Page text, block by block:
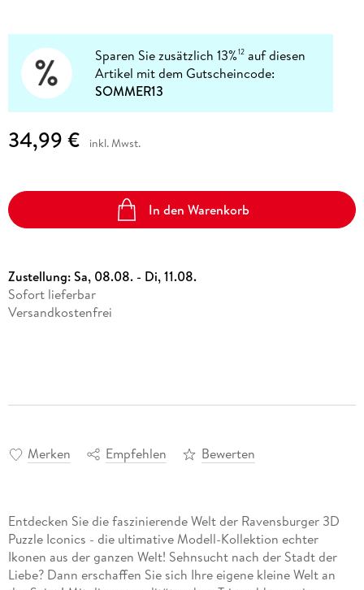
Sparen Sie zusätzlich 13%12 auf diesen
Artikel mit dem Gutscheincode:
SOMMER13
34,99 € inkl. Mwst.
In den Warenkorb
Zustellung:Sa, 08.08. - Di, 11.08.
Sofort lieferbar
Versandkostenfrei
Merken Empfehlen Bewerten
Entdecken Sie die faszinierende Welt der Ravensburger 3D
Puzzle Iconics - die ultimative Modell-Kollektion echter
Ikonen aus der ganzen Welt! Sehnsucht nach der Stadt der
Liebe? Dann erschaffen Sie sich Ihre eigene kleine Welt an